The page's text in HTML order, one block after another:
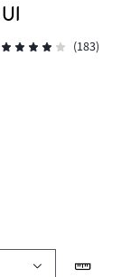
(183)